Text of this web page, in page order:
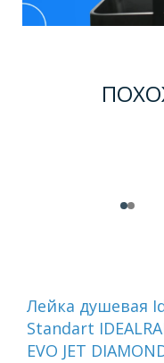
Лейка душевая
Standart
EVO JET